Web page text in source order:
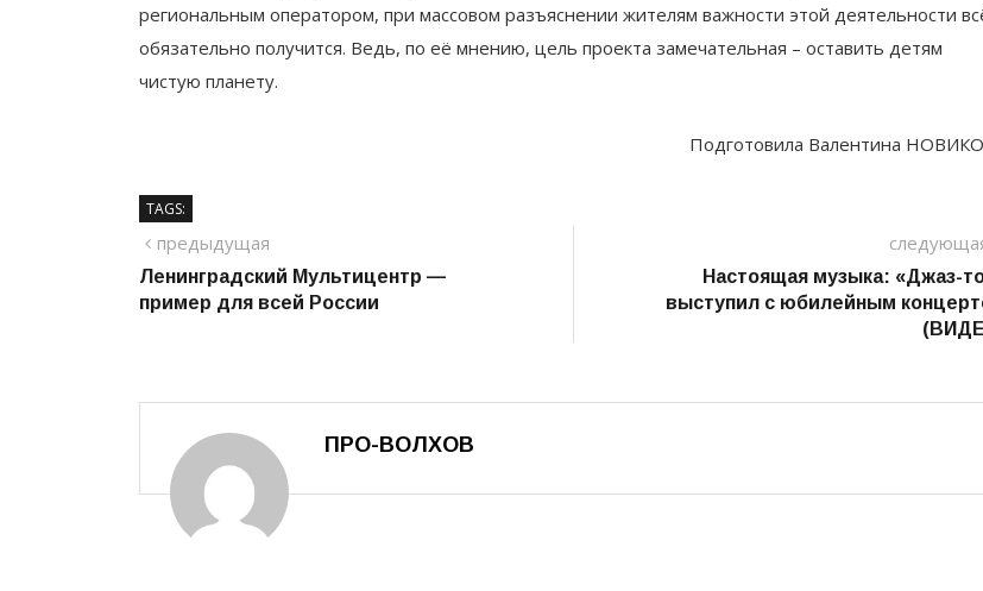
региональным оператором, при массовом разъяснении жителям важности этой деятельности
обязательно получится. Ведь, по её мнению, цель проекта замечательная – оставить детям
чистую планету.
Подготовила Валентина
TAGS:
Навигация
по
предыдущая
Ленинградский Мультицентр —
пример для всей России
Настоящая музыка: «Джаз-
выступил с юбилейным
ПРО-ВОЛХОВ